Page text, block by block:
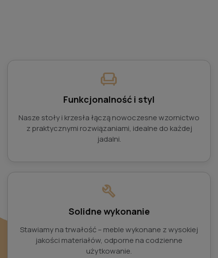
chair
Funkcjonalność i styl
Nasze stoły i krzesła łączą nowoczesne wzornictwo
z praktycznymi rozwiązaniami, idealne do każdej
jadalni.
build
Solidne wykonanie
Stawiamy na trwałość – meble wykonane z wysokiej
jakości materiałów, odporne na codzienne
użytkowanie.